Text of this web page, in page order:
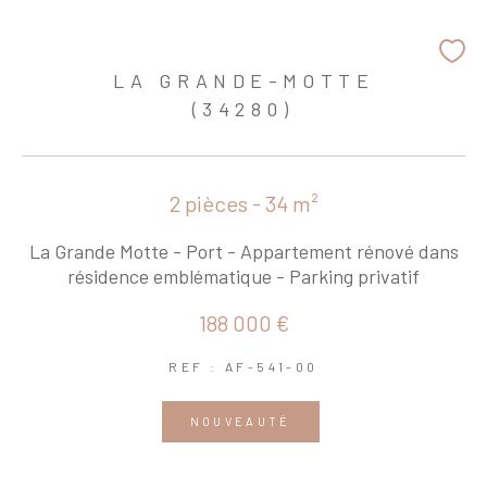
LA GRANDE-MOTTE
(34280)
2 pièces - 34 m²
La Grande Motte - Port - Appartement rénové dans
résidence emblématique - Parking privatif
188 000 €
REF : AF-541-00
NOUVEAUTÉ